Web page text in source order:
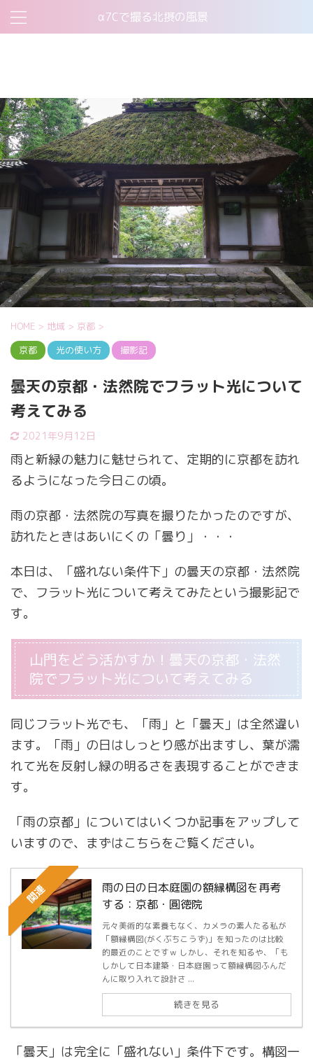
α7Cで撮る北摂の風景
HOME > 地域 > 京都 >
京都
光の使い方 撮影記
曇天の京都・法然院でフラット光について
考えてみる
2021年9月12日
雨と新緑の魅力に魅せられて、定期的に京都を訪れ
るようになった今日この頃。
雨の京都・法然院の写真を撮りたかったのですが、
訪れたときはあいにくの「曇り」・・・
本日は、「盛れない条件下」の曇天の京都・法然院
で、フラット光について考えてみたという撮影記で
す。
山門をどう活かすか！曇天の京都・法然
院でフラット光について考えてみる
同じフラット光でも、「雨」と「曇天」は全然違い
ます。「雨」の日はしっとり感が出ますし、葉が濡
れて光を反射し緑の明るさを表現することができま
す。
「雨の京都」についてはいくつか記事をアップして
いますので、まずはこちらをご覧ください。
関連
雨の日の日本庭園の額縁構図を再考
する：京都・圓徳院
元々美術的な素養もなく、カメラの素人たる私が
「額縁構図(がくぶちこうず)」を知ったのは比較
的最近のことですｗ しかし、それを知るや、「も
しかして日本建築・日本庭園って額縁構図ふんだ
んに取り入れて設計さ ...
続きを見る
「曇天」は完全に「盛れない」条件下です。構図一